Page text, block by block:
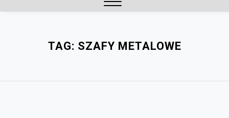
TAG: SZAFY METALOWE